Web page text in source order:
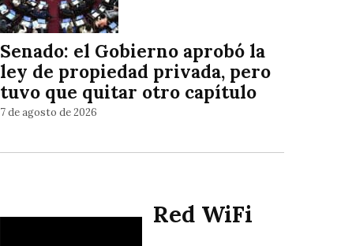
Senado: el Gobierno aprobó la
ley de propiedad privada, pero
tuvo que quitar otro capítulo
7 de agosto de 2026
Red WiFi